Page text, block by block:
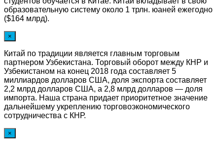
образовательную систему около 1 трлн. юаней ежегодно
($164 млрд).
×
Китай по традиции является главным торговым
партнером Узбекистана. Торговый оборот между КНР и
Узбекистаном на конец 2018 года составляет 5
миллиардов долларов США, доля экспорта составляет
2,2 млрд долларов США, а 2,8 млрд долларов — доля
импорта. Наша страна придает приоритетное значение
дальнейшему укреплению торговоэкономического
сотрудничества с КНР.
×